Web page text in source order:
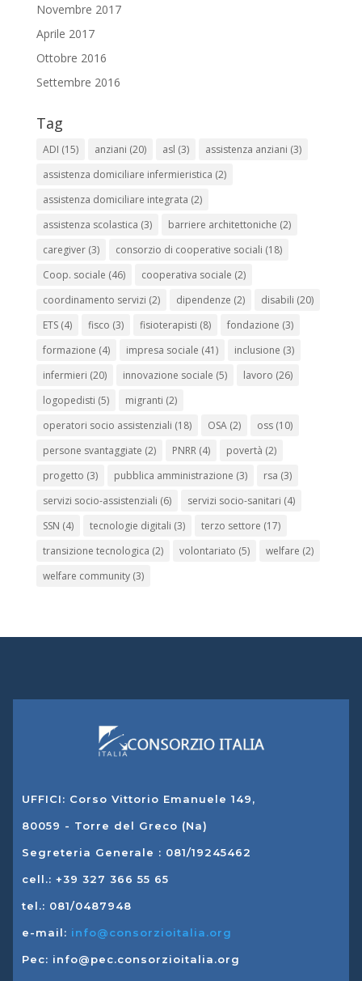
Novembre 2017
Aprile 2017
Ottobre 2016
Settembre 2016
Tag
ADI (15) anziani (20) asl (3) assistenza anziani (3)
assistenza domiciliare infermieristica (2)
assistenza domiciliare integrata (2)
assistenza scolastica (3) barriere architettoniche (2)
caregiver(3) consorzio di cooperative sociali (18)
Coop. sociale (46) cooperativa sociale (2)
coordinamento servizi (2) dipendenze (2) disabili (20)
ETS(4) fisco (3) fisioterapisti (8) fondazione (3)
formazione (4) impresa sociale (41) inclusione (3)
infermieri (20) innovazione sociale (5) lavoro (26)
logopedisti (5) migranti (2)
operatori socio assistenziali (18) OSA(2) oss(10)
persone svantaggiate (2) PNRR(4) povertà (2)
progetto (3) pubblica amministrazione (3) rsa (3)
servizi socio-assistenziali (6) servizi socio-sanitari (4)
SSN (4) tecnologie digitali (3) terzo settore (17)
transizione tecnologica (2) volontariato (5) welfare (2)
welfare community(3)
UFFICI: Corso Vittorio Emanuele 149,
80059 - Torre del Greco (Na)
Segreteria Generale : 081/19245462
cell.: +39 327 366 55 65
tel.: 081/0487948
e-mail: info@consorzioitalia.org
Pec: info@pec.consorzioitalia.org